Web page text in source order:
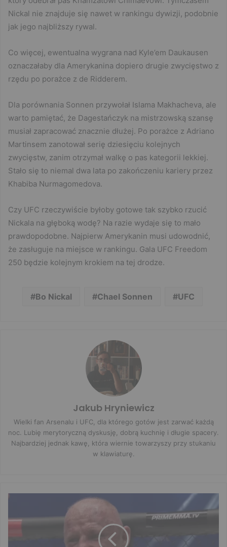
Nickal nie znajduje się nawet w rankingu dywizji, podobnie
jak jego najbliższy rywal.
Co więcej, ewentualna wygrana nad Kyle’em Daukausen
oznaczałaby dla Amerykanina dopiero drugie zwycięstwo z
rzędu po porażce z de Ridderem.
Dla porównania Sonnen przywołał Islama Makhacheva, ale
warto pamiętać, że Dagestańczyk na mistrzowską szansę
musiał zapracować znacznie dłużej. Po porażce z Adriano
Martinsem zanotował serię dziesięciu kolejnych
zwycięstw, zanim otrzymał walkę o pas kategorii lekkiej.
Stało się to niemal dwa lata po zakończeniu kariery przez
Khabiba Nurmagomedova.
Czy UFC rzeczywiście byłoby gotowe tak szybko rzucić
Nickala na głęboką wodę? Na razie wydaje się to mało
prawdopodobne. Najpierw Amerykanin musi udowodnić,
że zasługuje na miejsce w rankingu. Gala UFC Freedom
250 będzie kolejnym krokiem na tej drodze.
Bo Nickal Chael Sonnen UFC
Jakub Hryniewicz
Wielki fan Arsenalu i UFC, dla którego gotów jest zarwać każdą
noc. Lubię merytoryczną dyskusję, dobrą kuchnię i długie spacery.
Najbardziej jednak kawę, która wiernie towarzyszy przy stukaniu
w klawiaturę.